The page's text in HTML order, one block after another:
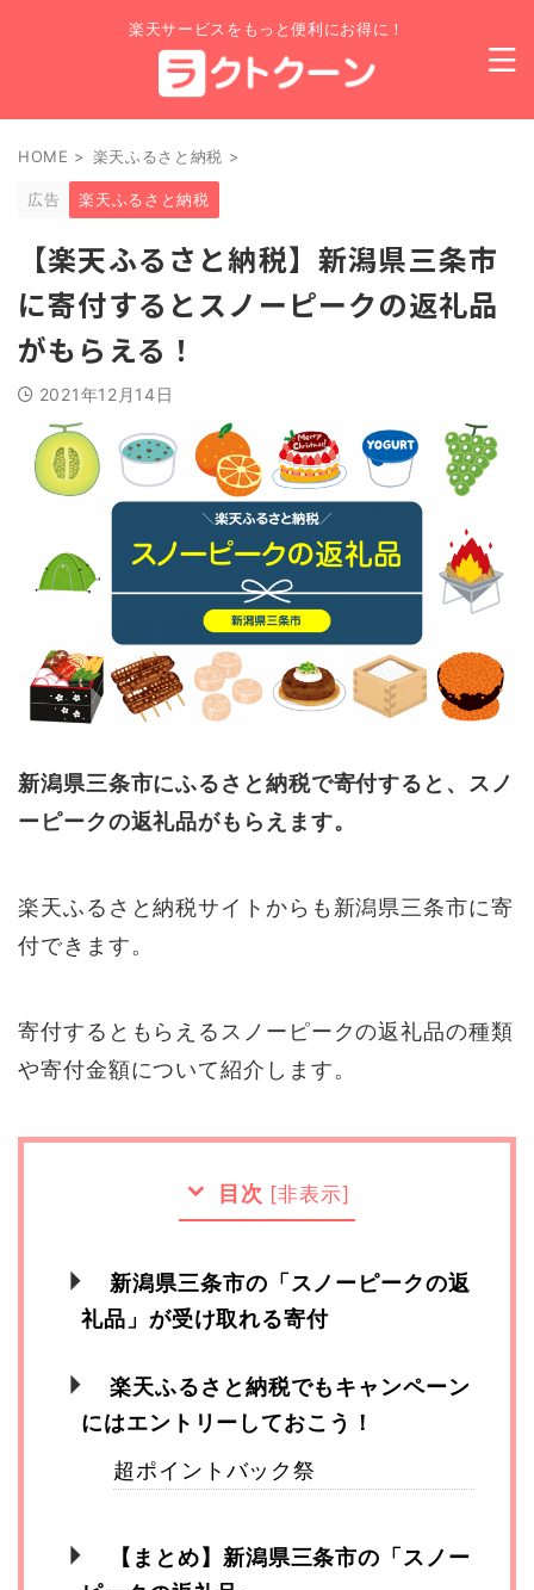
楽天サービスをもっと便利にお得に！
HOME > 楽天ふるさと納税 >
広告 楽天ふるさと納税
【楽天ふるさと納税】新潟県三条市
に寄付するとスノーピークの返礼品
がもらえる！
2021年12月14日
新潟県三条市にふるさと納税で寄付すると、スノ
ーピークの返礼品がもらえます。
楽天ふるさと納税サイトからも新潟県三条市に寄
付できます。
寄付するともらえるスノーピークの返礼品の種類
や寄付金額について紹介します。
目次 [非表示]
新潟県三条市の「スノーピークの返
礼品」が受け取れる寄付
楽天ふるさと納税でもキャンペーン
にはエントリーしておこう！
超ポイントバック祭
【まとめ】新潟県三条市の「スノー